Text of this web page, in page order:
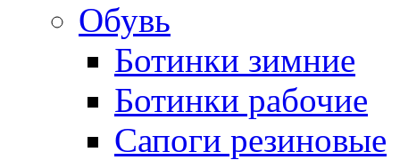
Обувь
Ботинки зимние
Ботинки рабочие
Сапоги резиновые